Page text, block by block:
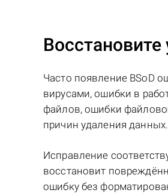
Часто появление BSoD
вирусами, ошибки в
файлов, ошибки
причин удаления данных.
Исправление
восстановит
ошибку без